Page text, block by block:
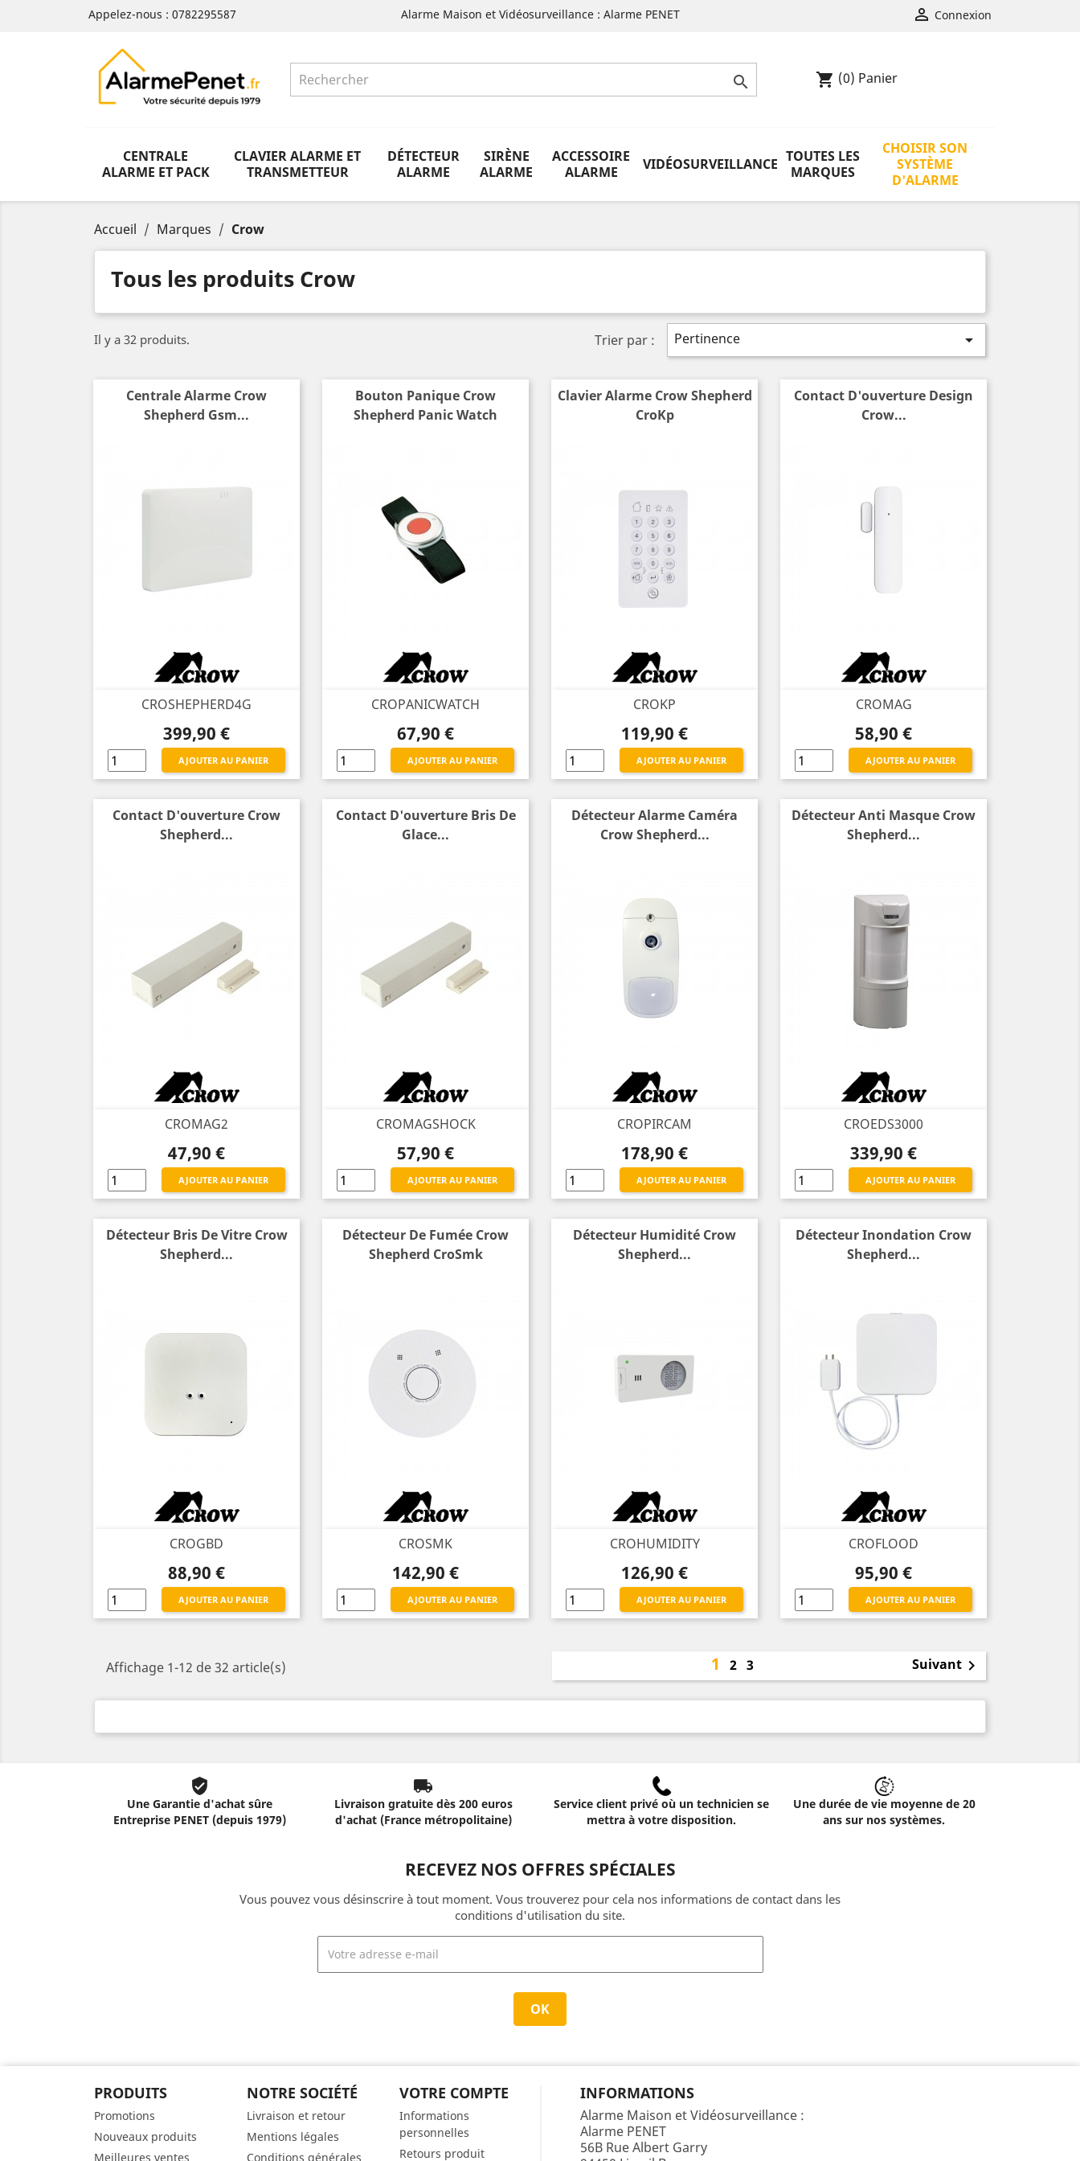
Appelez-nous : 0782295587 Alarme Maison et Vidéosurveillance : Alarme PENET  Connexion
 shopping_cart (0) Panier
CENTRALE
ALARME ET PACK
CLAVIER ALARME ET
TRANSMETTEUR
DÉTECTEUR
ALARME
SIRÈNE
ALARME
ACCESSOIRE
ALARME
VIDÉOSURVEILLANCE TOUTES LES
MARQUES
CHOISIR SON
SYSTÈME
D'ALARME
Accueil Marques Crow
Tous les produits Crow
Il y a 32 produits. Trier par : Pertinence 
Centrale Alarme Crow
Shepherd Gsm...
CROSHEPHERD4G
Prix
399,90 €
AJOUTER AU PANIER
Bouton Panique Crow
Shepherd Panic Watch
CROPANICWATCH
Prix
67,90 €
AJOUTER AU PANIER
Clavier Alarme Crow Shepherd
CroKp
CROKP
Prix
119,90 €
AJOUTER AU PANIER
Contact D'ouverture Design
Crow...
CROMAG
Prix
58,90 €
AJOUTER AU PANIER
Contact D'ouverture Crow
Shepherd...
CROMAG2
Prix
47,90 €
AJOUTER AU PANIER
Contact D'ouverture Bris De
Glace...
CROMAGSHOCK
Prix
57,90 €
AJOUTER AU PANIER
Détecteur Alarme Caméra
Crow Shepherd...
CROPIRCAM
Prix
178,90 €
AJOUTER AU PANIER
Détecteur Anti Masque Crow
Shepherd...
CROEDS3000
Prix
339,90 €
AJOUTER AU PANIER
Détecteur Bris De Vitre Crow
Shepherd...
CROGBD
Prix
88,90 €
AJOUTER AU PANIER
Détecteur De Fumée Crow
Shepherd CroSmk
CROSMK
Prix
142,90 €
AJOUTER AU PANIER
Détecteur Humidité Crow
Shepherd...
CROHUMIDITY
Prix
126,90 €
AJOUTER AU PANIER
Détecteur Inondation Crow
Shepherd...
CROFLOOD
Prix
95,90 €
AJOUTER AU PANIER
Affichage 1-12 de 32 article(s) 1 2 3 Suivant
Une Garantie d'achat sûre
Entreprise PENET (depuis 1979)
Livraison gratuite dès 200 euros
d'achat (France métropolitaine)
Service client privé où un technicien se
mettra à votre disposition.
Une durée de vie moyenne de 20
ans sur nos systèmes.
RECEVEZ NOS OFFRES SPÉCIALES
Vous pouvez vous désinscrire à tout moment. Vous trouverez pour cela nos informations de contact dans les
conditions d'utilisation du site.
PRODUITS
Promotions
Nouveaux produits
Meilleures ventes
NOTRE SOCIÉTÉ
Livraison et retour
Mentions légales
Conditions générales
VOTRE COMPTE
Informations
personnelles
Retours produit
INFORMATIONS
Alarme Maison et Vidéosurveillance :
Alarme PENET
56B Rue Albert Garry